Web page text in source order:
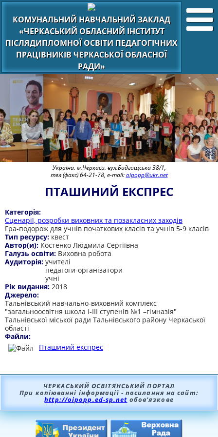
КОМУНАЛЬНИЙ НАВЧАЛЬНИЙ ЗАКЛАД
«ЧЕРКАСЬКИЙ ОБЛАСНИЙ ІНСТИТУТ
ПІСЛЯДИПЛОМНОЇ ОСВІТИ ПЕДАГОГІЧНИХ
ПРАЦІВНИКІВ ЧЕРКАСЬКОЇ ОБЛАСНОЇ
РАДИ»
Україна. м.Черкаси. вул.Бидгощська 38/1,
тел (факс) 64-21-78, e-mail:oipopp@ukr.net
ПТАШИНИЙ ЕКСПРЕС
Категорія:
Сценарії, розробки виховних та позакласних заходів
Гра-подорож для учнів початкових класів та учнів 5-9 класів
Тип ресурсу: квест
Автор(и): Костенко Людмила Сергіївна
Галузь освіти: Виховна робота
Аудиторія: учителі
педагоги-організатори
учні
Рік видання: 2018
Джерело:
Тальнівський навчально-виховний комплекс
"загальноосвітня школа І-ІІІ ступенів №1 –гімназія"
Тальнівської міської ради Тальнівського району Черкаської
області
Файли:
Пташиний експрес
ЧЕРКАСЬКИЙ ОСВІТЯНСЬКИЙ ПОРТАЛ
При копіюванні інформації - посилання на сайт:
http://oipopp.ed-sp.net обов’язкове